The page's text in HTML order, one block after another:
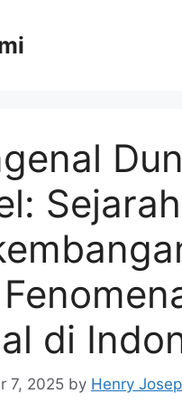
di
7, 2025 by Henry